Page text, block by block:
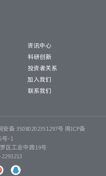
资讯中心
科研创新
投资者关系
加入我们
联系我们
安备 35080202351297号 闽ICP备
号-1
区工业中路19号